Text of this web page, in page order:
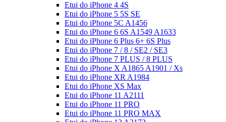
Etui do iPhone 4 4S
Etui do iPhone 5 5S SE
Etui do iPhone 5C A1456
Etui do iPhone 6 6S A1549 A1633
Etui do iPhone 6 Plus 6+ 6S Plus
Etui do iPhone 7 / 8 / SE2 / SE3
Etui do iPhone 7 PLUS / 8 PLUS
Etui do iPhone X A1865 A1901 / Xs
Etui do iPhone XR A1984
Etui do iPhone XS Max
Etui do iPhone 11 A2111
Etui do iPhone 11 PRO
Etui do iPhone 11 PRO MAX